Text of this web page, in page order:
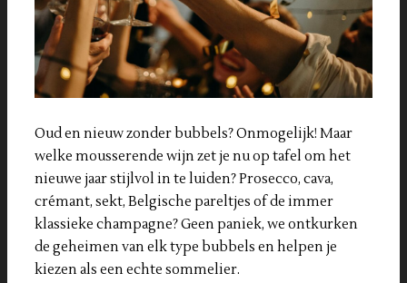
Oud en nieuw zonder bubbels? Onmogelijk! Maar
welke mousserende wijn zet je nu op tafel om het
nieuwe jaar stijlvol in te luiden? Prosecco, cava,
crémant, sekt, Belgische pareltjes of de immer
klassieke champagne? Geen paniek, we ontkurken
de geheimen van elk type bubbels en helpen je
kiezen als een echte sommelier.